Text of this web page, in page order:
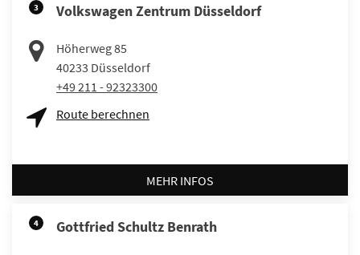
3 Volkswagen Zentrum Düsseldorf
Höherweg 85
40233 Düsseldorf
+49 211 - 92323300
Route berechnen
MEHR INFOS
4 Gottfried Schultz Benrath